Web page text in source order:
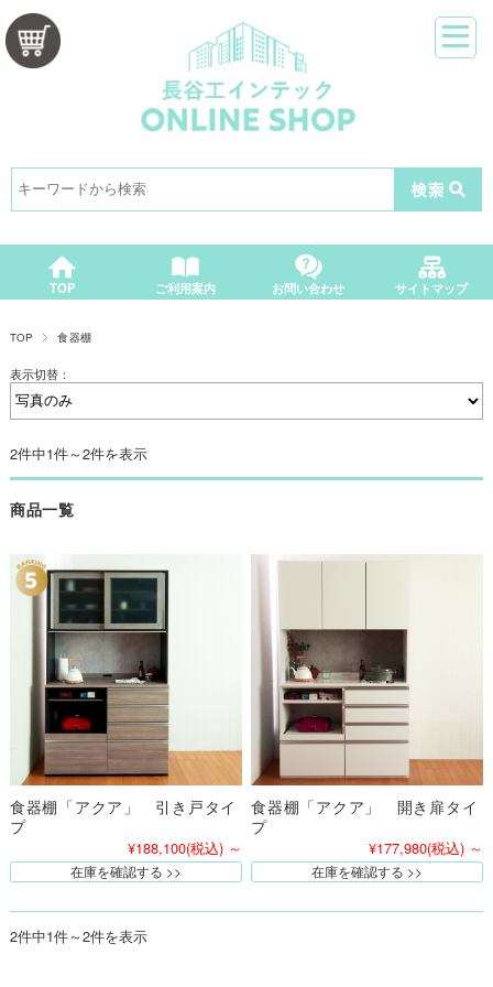
TOP ご利用案内 お問い合わせ サイトマップ
TOP 食器棚
表示切替：
2件中1件～2件を表示
商品一覧
食器棚「アクア」 引き戸タイ
プ
¥188,100(税込) ～
在庫を確認する
食器棚「アクア」 開き扉タイ
プ
¥177,980(税込) ～
在庫を確認する
2件中1件～2件を表示